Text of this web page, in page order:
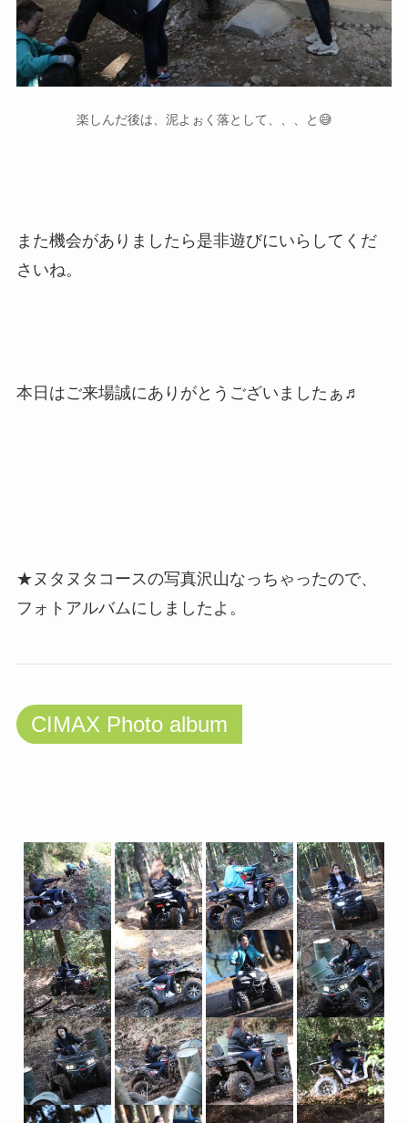
楽しんだ後は、泥よぉく落として、、、と😅
また機会がありましたら是非遊びにいらしてくだ
さいね。
本日はご来場誠にありがとうございましたぁ♬
★ヌタヌタコースの写真沢山なっちゃったので、
フォトアルバムにしましたよ。
CIMAX Photo album